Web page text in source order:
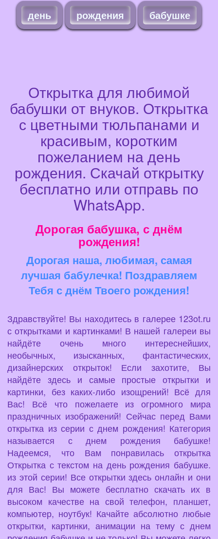
день рождения бабушке
Открытка для любимой
бабушки от внуков. Открытка
с цветными тюльпанами и
красивым, коротким
пожеланием на день
рождения. Скачай открытку
бесплатно или отправь по
WhatsApp.
Дорогая бабушка, с днём
рождения!
Дорогая наша, любимая, самая
лучшая бабулечка! Поздравляем
Тебя с днём Твоего рождения!
Здравствуйте! Вы находитесь в галерее 123ot.ru
с открытками и картинками! В нашей галереи вы
найдёте очень много интереснейших,
необычных, изысканных, фантастических,
дизайнерских открыток! Если захотите, Вы
найдёте здесь и самые простые открытки и
картинки, без каких-либо изощрений! Всё для
Вас! Всё что пожелаете из огромного мира
праздничных изображений! Сейчас перед Вами
открытка из серии с днем рождения! Категория
называется с днем рождения бабушке!
Надеемся, что Вам понравилась открытка
Открытка с текстом на день рождения бабушке.
из этой серии! Все открытки здесь онлайн и они
для Вас! Вы можете бесплатно скачать их в
высоком качестве на свой телефон, планшет,
компьютер, ноутбук! Качайте абсолютно любые
открытки, картинки, анимации на тему с днем